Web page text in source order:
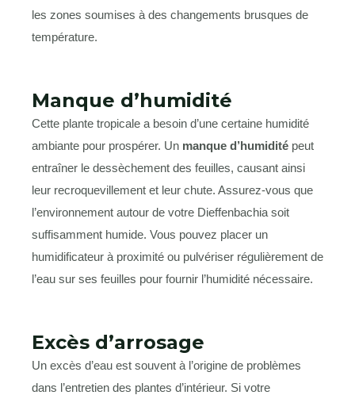
les zones soumises à des changements brusques de
température.
Manque d’humidité
Cette plante tropicale a besoin d’une certaine humidité
ambiante pour prospérer. Un manque d’humidité peut
entraîner le dessèchement des feuilles, causant ainsi
leur recroquevillement et leur chute. Assurez-vous que
l’environnement autour de votre Dieffenbachia soit
suffisamment humide. Vous pouvez placer un
humidificateur à proximité ou pulvériser régulièrement de
l’eau sur ses feuilles pour fournir l’humidité nécessaire.
Excès d’arrosage
Un excès d’eau est souvent à l’origine de problèmes
dans l’entretien des plantes d’intérieur. Si votre